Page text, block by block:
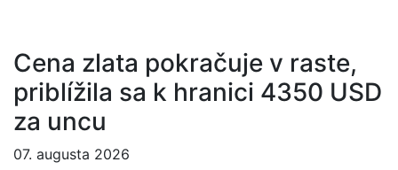
Cena zlata pokračuje v raste,
priblížila sa k hranici 4350 USD
za uncu
07. augusta 2026